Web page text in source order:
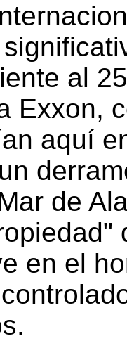
al
Exxon,
aquí
de
en el